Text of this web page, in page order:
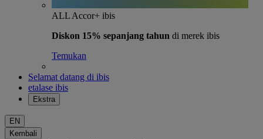
ALL Accor+ ibis
Diskon 15% sepanjang tahun di merek ibis
Temukan
Selamat datang di ibis
etalase ibis
Ekstra
EN
Kembali